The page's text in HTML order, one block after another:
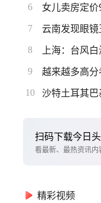
6 女儿卖房定
7 云南发现眼
8 上海：台风
9 越来越多高
10 沙特土耳其
扫码下载今日
看最新、最热资讯内
精彩视频